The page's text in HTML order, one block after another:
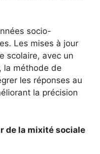
socio-
Les mises à jour
scolaire, avec un
la méthode de
les réponses au
la précision
de la mixité sociale